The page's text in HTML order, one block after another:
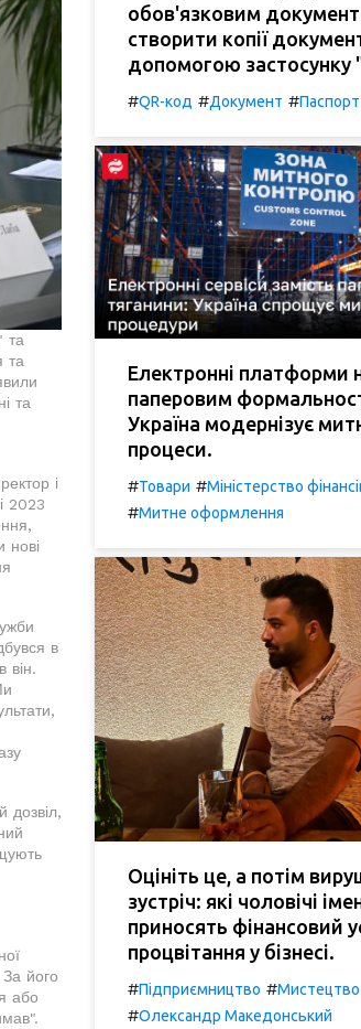
та
та
та
і
2023
нові
в
він.
дозвіл,
його
або
обов'язковим
створити копії
допомогою застосунку
#QR-код #Документ #Паспорт
Електронні платформи
паперовим
Україна модернізує
процеси.
#Товари #Міністерство
#Митне оформлення
Оцініть це, а потім
зустріч: які чоловічі
приносять фінансовий
процвітання у бізнесі.
#Підприємництво #Мистецтво
#Олександр Македонський